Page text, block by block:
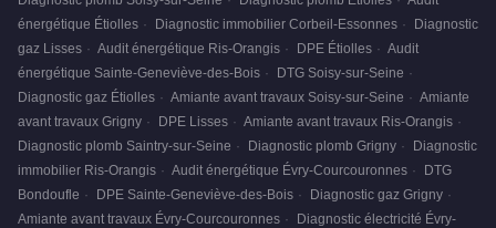
énergétique Étiolles · Diagnostic immobilier Corbeil-Essonnes ·
Diagnostic
gaz Lisses · Audit énergétique Ris-Orangis · DPE Étiolles · Audit
énergétique Sainte-Geneviève-des-Bois · DTG Soisy-sur-Seine ·
Diagnostic gaz Étiolles · Amiante avant travaux Soisy-sur-Seine · Amiante
avant travaux Grigny · DPE Lisses · Amiante avant travaux Ris-Orangis ·
Diagnostic plomb Saintry-sur-Seine · Diagnostic plomb Grigny ·
Diagnostic
immobilier Ris-Orangis · Audit énergétique Évry-Courcouronnes ·
DTG
Bondoufle · DPE Sainte-Geneviève-des-Bois · Diagnostic gaz Grigny ·
Amiante avant travaux Évry-Courcouronnes ·
Diagnostic électricité Évry-